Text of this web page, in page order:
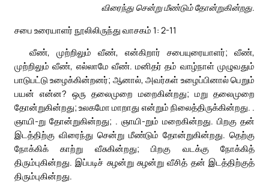
விரைந்து சென்று மீண்டும் தோன்றுகின்றது.
சபை உரையாளர் நூலிலிருந்து வாசகம் 1: 2-11
வீண், முற்றிலும் வீண், என்கிறார் சபையுரையாளர்; வீண்,
முற்றிலும் வீண், எல்லாமே வீண். மனிதர் தம் வாழ்நாள் முழுவதும்
பாடுபட்டு உழைக்கின்றனர்; ஆனால், அவர்கள் உழைப்பினால் பெறும்
பயன் என்ன? ஒரு தலைமுறை மறைகின்றது; மறு தலைமுறை
தோன்றுகின்றது; உலகமோ மாறாது என்றும் நிலைத்திருக்கின்றது. .
ஞாயி-று தோன்றுகின்றது; . ஞாயி-றும் மறைகின்றது. பிறகு தன்
இடத்திற்கு விரைந்து சென்று மீண்டும் தோன்றுகின்றது. தெற்கு
நோக்கிக் காற்று வீசுகின்றது; பிறகு வடக்கு நோக்கித்
திரும்புகின்றது. இப்படிச் சுழன்று சுழன்று வீசித் தன் இடத்திற்குத்
திரும்புகின்றது.